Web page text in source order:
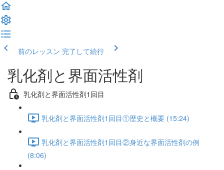
前のレッスン 完了して続行
乳化剤と界面活性剤
乳化剤と界面活性剤1回目
乳化剤と界面活性剤1回目①歴史と概要 (15:24)
乳化剤と界面活性剤1回目②身近な界面活性剤の例
(8:06)